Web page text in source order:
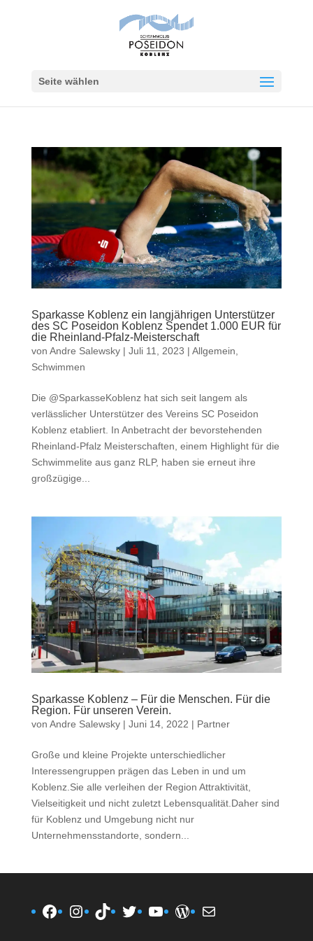
Seite wählen
Sparkasse Koblenz ein langjährigen Unterstützer
des SC Poseidon Koblenz Spendet 1.000 EUR für
die Rheinland-Pfalz-Meisterschaft
von Andre Salewsky| Juli 11, 2023 | Allgemein
Schwimmen
Die @SparkasseKoblenz hat sich seit langem als
verlässlicher Unterstützer des Vereins SC Poseidon
Koblenz etabliert. In Anbetracht der bevorstehenden
Rheinland-Pfalz Meisterschaften, einem Highlight für die
Schwimmelite aus ganz RLP, haben sie erneut ihre
großzügige...
Sparkasse Koblenz – Für die Menschen. Für die
Region. Für unseren Verein.
von Andre Salewsky| Juni 14, 2022 | Partner
Große und kleine Projekte unterschiedlicher
Interessengruppen prägen das Leben in und um
Koblenz.Sie alle verleihen der Region Attraktivität,
Vielseitigkeit und nicht zuletzt Lebensqualität.Daher sind
für Koblenz und Umgebung nicht nur
Unternehmensstandorte, sondern...
Facebook
Instagram
TikTokTwitterYouTube
WordPress
E-Mail